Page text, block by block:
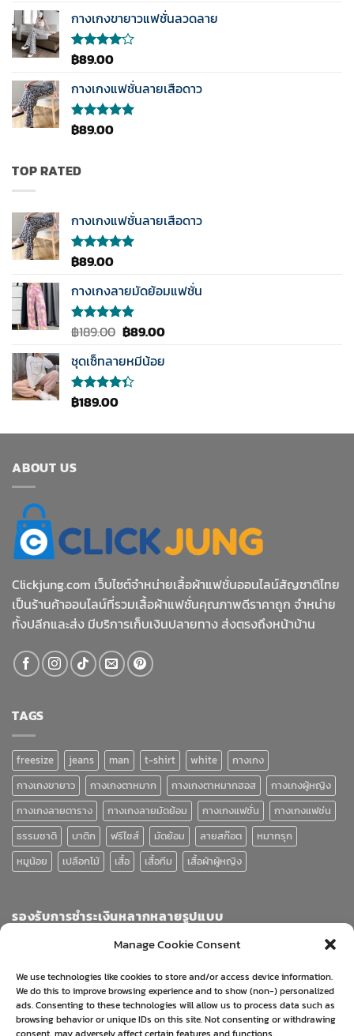
Manage Cookie Consent
We use technologies like cookies to store and/or access device information.
We do this to improve browsing experience and to show (non-) personalized
ads. Consenting to these technologies will allow us to process data such as
browsing behavior or unique IDs on this site. Not consenting or withdrawing
ตั้งแต่
1-5
กางเกงขายาวแฟชั่นลวดลาย
ให้
ตั้งแต่ 1-
5
฿89.00
กางเกงแฟชั่นลายเสือดาว
ให้คะแนน
คะแนน
฿89.00
TOP RATED
กางเกงแฟชั่นลายเสือดาว
ให้คะแนน
คะแนน
฿89.00
กางเกงลายมัดย้อมแฟชั่น
ให้คะแนน
คะแนน
฿189.00 Original
was:
฿189.00.
฿89.00Current
is:
ชุดเซ็ทลายหมีน้อย
ให้
฿189.00
ABOUT US
Clickjung.com เว็บไซต์จำหน่ายเสื้อผ้าแฟชั่นออนไลน์สัญชาติไทย
เป็นร้านค้าออนไลน์ที่รวมเสื้อผ้าแฟชั่นคุณภาพดีราคาถูก จำหน่าย
ทั้งปลีกและส่ง มีบริการเก็บเงินปลายทาง ส่งตรงถึงหน้าบ้าน
TAGS
freesize jeans man t-shirt white
กางเกง
กางเกงขายาว
กางเกงตาหมาก กางเกงตาหมากฮอส
กางเกงผู้หญิง
กางเกงลายตาราง
กางเกงลายมัดย้อม กางเกงแฟชั่น
กางเกงแฟช่น
ธรรมชาติ
บาติก ฟรีไซส์ มัดย้อม ลายสก๊อต
หมากรุก
หมูน้อย
เปลือกไม้ เสื้อ เสื้อทีม เสื้อผ้าผู้หญิง
รองรับการชำระเงินหลากหลายรูปแบบ